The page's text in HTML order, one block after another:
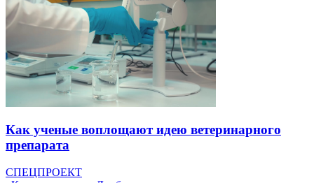
Как ученые воплощают идею ветеринарного
препарата
СПЕЦПРОЕКТ